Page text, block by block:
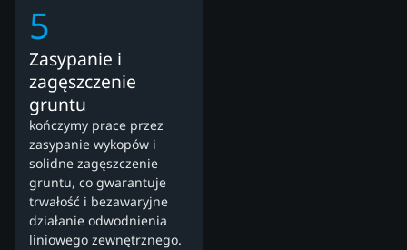
5
Zasypanie i
zagęszczenie
gruntu
kończymy prace przez
zasypanie wykopów i
solidne zagęszczenie
gruntu, co gwarantuje
trwałość i bezawaryjne
działanie odwodnienia
liniowego zewnętrznego.